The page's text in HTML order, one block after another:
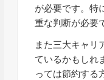
が必要です。特
重な判断が必要
また三大キャリ
ているかもしれ
っては節約する